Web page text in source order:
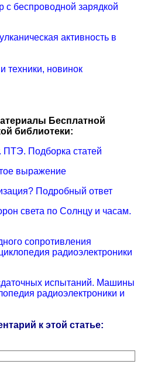
с беспроводной зарядкой
активность в
техники, новинок
Бесплатной
библиотеки:
ПТЭ. Подборка статей
выражение
Подробный ответ
света по Солнцу и часам.
сопротивления
радиоэлектроники
испытаний. Машины
радиоэлектроники и
к этой статье: